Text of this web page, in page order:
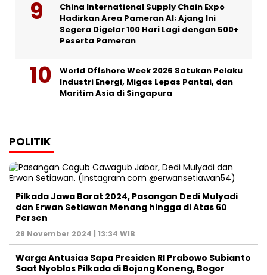
China International Supply Chain Expo
Hadirkan Area Pameran AI; Ajang Ini
Segera Digelar 100 Hari Lagi dengan 500+
Peserta Pameran
World Offshore Week 2026 Satukan Pelaku
Industri Energi, Migas Lepas Pantai, dan
Maritim Asia di Singapura
POLITIK
Pilkada Jawa Barat 2024, Pasangan Dedi Mulyadi
dan Erwan Setiawan Menang hingga di Atas 60
Persen
28 November 2024 | 13:34 WIB
Warga Antusias Sapa Presiden RI Prabowo Subianto
Saat Nyoblos Pilkada di Bojong Koneng, Bogor